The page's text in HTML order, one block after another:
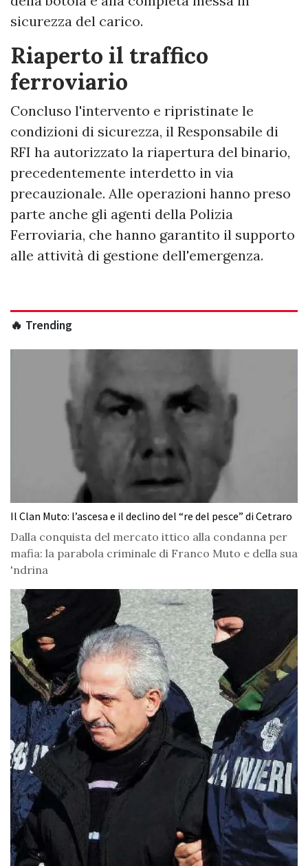
sicurezza del carico.
Riaperto il traffico
ferroviario
Concluso l'intervento e ripristinate le
condizioni di sicurezza, il Responsabile di
RFI ha autorizzato la riapertura del binario,
precedentemente interdetto in via
precauzionale. Alle operazioni hanno preso
parte anche gli agenti della Polizia
Ferroviaria, che hanno garantito il supporto
alle attività di gestione dell'emergenza.
🔥 Trending
Il Clan Muto: l’ascesa e il declino del “re del pesce” di Cetraro
Dalla conquista del mercato ittico alla condanna per
mafia: la parabola criminale di Franco Muto e della sua
'ndrina